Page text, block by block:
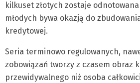
kilkuset złotych zostaje odnotowana
młodych bywa okazją do
kredytowej.
Seria terminowo regulowanych,
zobowiązań tworzy z czasem obraz
przewidywalnego niż osoba